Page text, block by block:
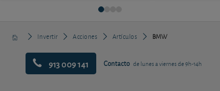
Invertir Acciones Artículos BMW
913 009 141 Contacto de lunes a viernes de 9h-14h